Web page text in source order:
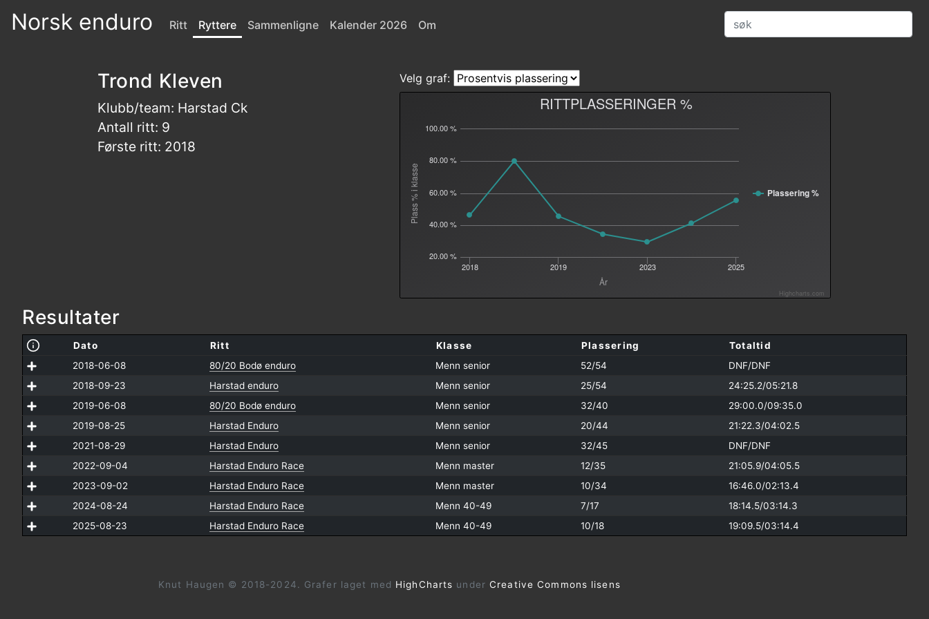
Norsk enduro Ritt Ryttere Sammenligne Kalender 2026 Om
Trond Kleven
Klubb/team: Harstad Ck
Antall ritt: 9
Første ritt: 2018
Velg graf:
År
Plass % i klasse
RITTPLASSERINGER %
Plassering %
2018 2019 2023 2025
20.00 %
40.00 %
60.00 %
80.00 %
100.00 %
Highcharts.com
Resultater
Dato Ritt Klasse Plassering
Totaltid
2018-06-08
80/20 Bodø enduro Menn senior 52/54 DNF/DNF
2018-09-23
Harstad enduro Menn senior 25/54 24:25.2/05:21.8
2019-06-08
80/20 Bodø enduro Menn senior 32/40 29:00.0/09:35.0
2019-08-25
Harstad Enduro Menn senior 20/44 21:22.3/04:02.5
2021-08-29
Harstad Enduro Menn senior 32/45 DNF/DNF
2022-09-04
Harstad Enduro Race Menn master 12/35 21:05.9/04:05.5
2023-09-02
Harstad Enduro Race Menn master 10/34 16:46.0/02:13.4
2024-08-24
Harstad Enduro Race Menn 40-49 7/17 18:14.5/03:14.3
2025-08-23
Harstad Enduro Race Menn 40-49 10/18 19:09.5/03:14.4
Knut Haugen © 2018-2024. Grafer laget med HighCharts underCreative Commons lisens